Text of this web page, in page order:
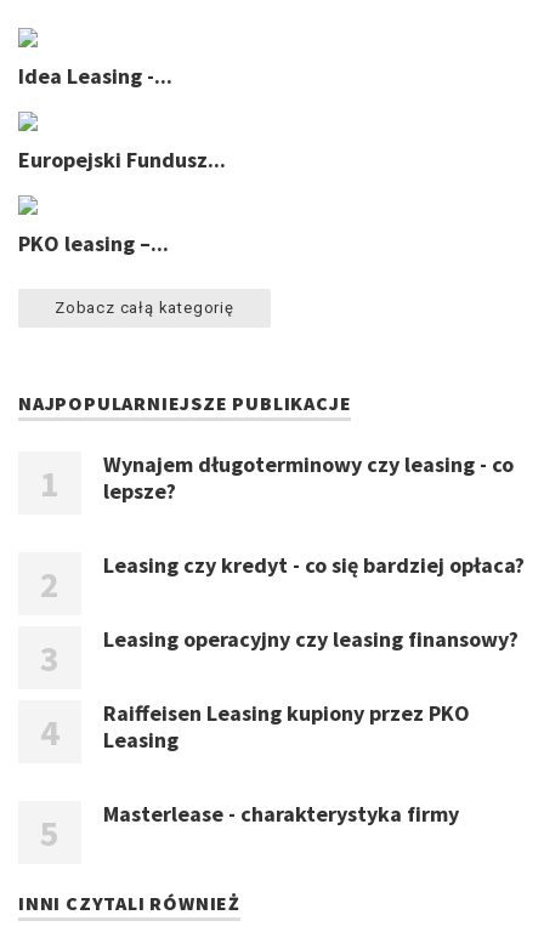
Idea Leasing -...
Europejski Fundusz...
PKO leasing –...
Zobacz całą kategorię
NAJPOPULARNIEJSZE PUBLIKACJE
Wynajem długoterminowy czy leasing - co
lepsze?
Leasing czy kredyt - co się bardziej opłaca?
Leasing operacyjny czy leasing finansowy?
Raiffeisen Leasing kupiony przez PKO
Leasing
Masterlease - charakterystyka firmy
INNI CZYTALI RÓWNIEŻ